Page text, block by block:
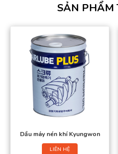
SẢN PHẨM
Dầu máy nén khí Kyungwon
LIÊN HỆ